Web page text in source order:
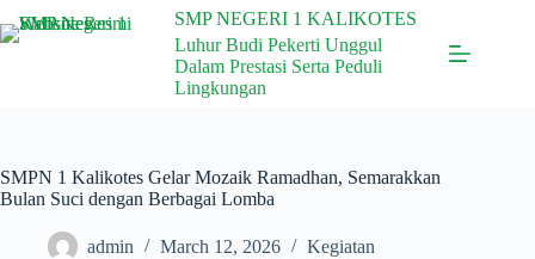
SMP NEGERI 1 KALIKOTES
Luhur Budi Pekerti Unggul
Dalam Prestasi Serta Peduli
Lingkungan
SMPN 1 Kalikotes Gelar Mozaik Ramadhan, Semarakkan
Bulan Suci dengan Berbagai Lomba
admin March 12, 2026 Kegiatan